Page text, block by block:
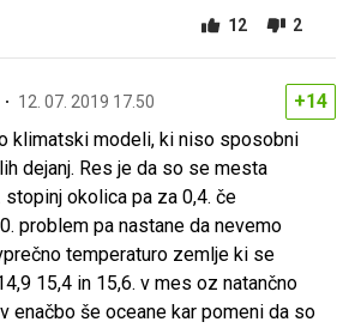
12 2
12. 07. 2019 17.50
+14
klimatski modeli, ki niso sposobni
dejanj. Res je da so se mesta
okolica pa za 0,4. če
problem pa nastane da nevemo
temperaturo zemlje ki se
15,4 in 15,6. v mes oz natančno
enačbo še oceane kar pomeni da so